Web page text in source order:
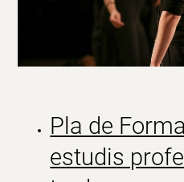
Pla de
estudis